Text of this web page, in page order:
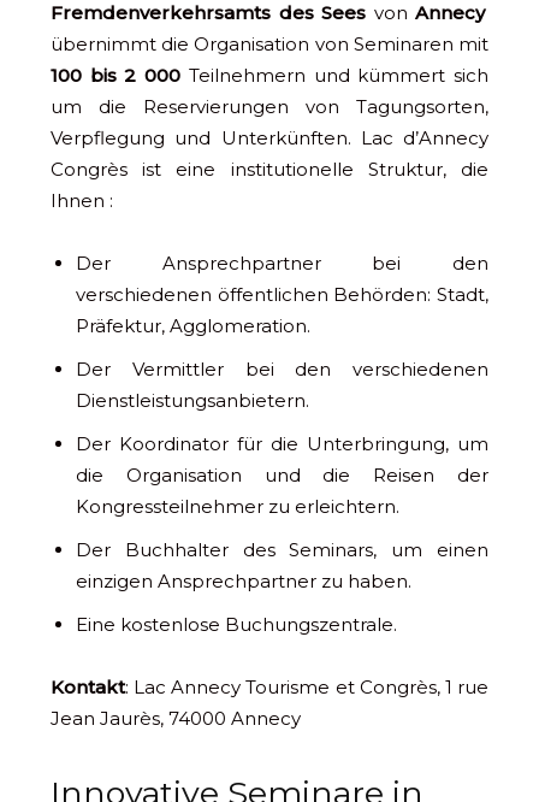
Fremdenverkehrsamts des Sees von Annecy
übernimmt die Organisation von Seminaren mit
100 bis 2 000 Teilnehmern und kümmert sich
um die Reservierungen von Tagungsorten,
Verpflegung und Unterkünften. Lac d’Annecy
Congrès ist eine institutionelle Struktur, die
Ihnen :
Der Ansprechpartner bei den
verschiedenen öffentlichen Behörden: Stadt,
Präfektur, Agglomeration.
Der Vermittler bei den verschiedenen
Dienstleistungsanbietern.
Der Koordinator für die Unterbringung, um
die Organisation und die Reisen der
Kongressteilnehmer zu erleichtern.
Der Buchhalter des Seminars, um einen
einzigen Ansprechpartner zu haben.
Eine kostenlose Buchungszentrale.
Kontakt: Lac Annecy Tourisme et Congrès, 1 rue
Jean Jaurès, 74000 Annecy
Innovative Seminare in